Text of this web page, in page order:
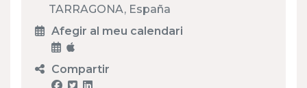
TARRAGONA, España
Afegir al meu calendari
Compartir